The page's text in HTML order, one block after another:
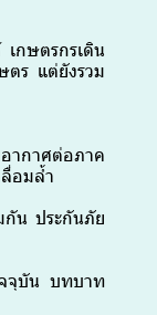
กษตรกรเดิน
ตร แต่ยังรวม
ากาศต่อภาค
อมล้ำ
กัน ประกันภัย
จุบัน บทบาท